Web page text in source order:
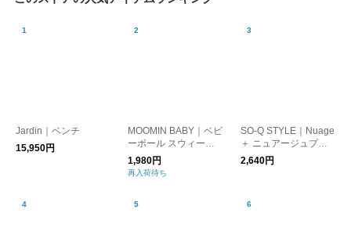
Jardin｜ベンチ
15,950円
MOOMIN BABY｜ベビ
ーボール スウィート
ドリーム
1,980円
再入荷待ち
SO-Q STYLE｜Nuage
＋ ニュアージュプラ
ス ディスペンサー 48
0ml
2,640円